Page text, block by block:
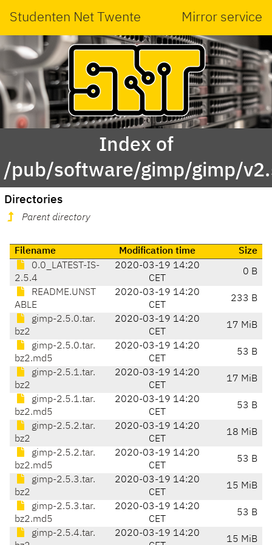
Studenten Net Twente Mirror service
Index of
/pub/software/gimp/gimp/
Directories
Parent directory
Filename Modification time
Size
0.0_LATEST-IS-
2.5.4
2020-03-19 14:20
CET
0 B
README.UNST
ABLE
2020-03-19 14:20
CET
233 B
gimp-2.5.0.tar.
bz2
2020-03-19 14:20
CET
17 MiB
gimp-2.5.0.tar.
bz2.md5
2020-03-19 14:20
CET
53 B
gimp-2.5.1.tar.
bz2
2020-03-19 14:20
CET
17 MiB
gimp-2.5.1.tar.
bz2.md5
2020-03-19 14:20
CET
53 B
gimp-2.5.2.tar.
bz2
2020-03-19 14:20
CET
18 MiB
gimp-2.5.2.tar.
bz2.md5
2020-03-19 14:20
CET
53 B
gimp-2.5.3.tar.
bz2
2020-03-19 14:20
CET
15 MiB
gimp-2.5.3.tar.
bz2.md5
2020-03-19 14:20
CET
53 B
gimp-2.5.4.tar.
2020-03-19 14:20
15 MiB